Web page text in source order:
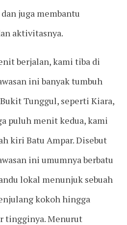
juga membantu
aktivitasnya.
berjalan, kami tiba di
ini banyak tumbuh
Tunggul, seperti Kiara,
puluh menit kedua, kami
kiri Batu Ampar. Disebut
ini umumnya berbatu
lokal menunjuk sebuah
kokoh hingga
tingginya. Menurut